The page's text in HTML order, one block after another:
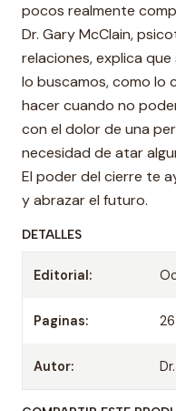
pocos realmente
Dr. Gary McClain,
relaciones, explica
lo buscamos, como lo
hacer cuando no
con el dolor de una
necesidad de atar
El poder del cierre te
y abrazar el futuro.
DETALLES
Editorial:
Paginas:
Autor: